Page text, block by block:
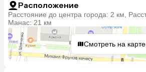
Расположение
Расстояние до центра города: 2 км, Расстояние до аэропорта
Манас: 21 км
Смотреть на карте